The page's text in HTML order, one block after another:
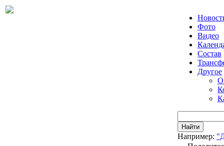
Фото
Видео
Состав
Другое
О
Найти
Например: